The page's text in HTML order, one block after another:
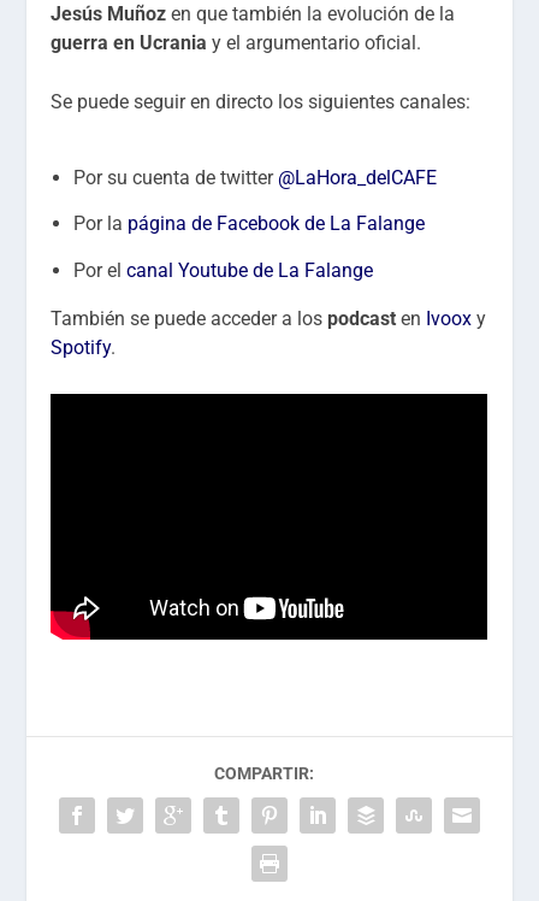
Jesús Muñoz en que también la evolución de la
guerra en Ucrania y el argumentario oficial.
Se puede seguir en directo los siguientes canales:
Por su cuenta de twitter @LaHora_delCAFE
Por la página de Facebook de La Falange
Por el canal Youtube de La Falange
También se puede acceder a los podcast en Ivoox y
Spotify.
COMPARTIR: